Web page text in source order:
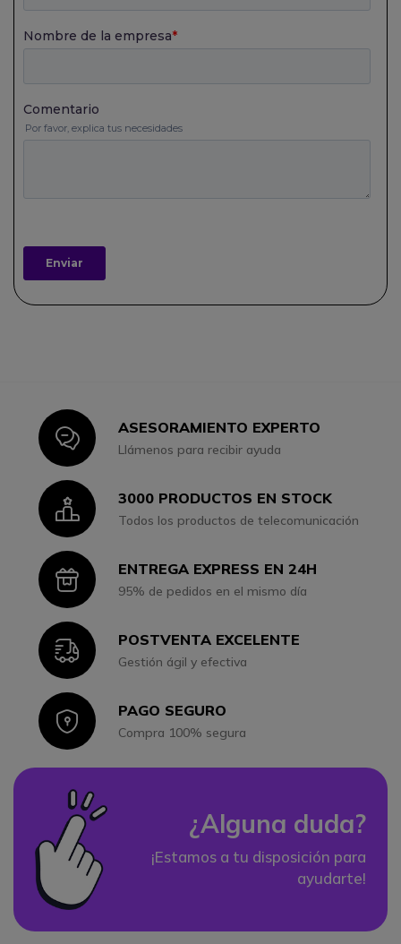
IconASESORAMIENTO EXPERTO
Llámenos para recibir ayuda
Icon3000 PRODUCTOS EN STOCK
Todos los productos de telecomunicación
IconENTREGA EXPRESS EN 24H
95% de pedidos en el mismo día
IconPOSTVENTA EXCELENTE
Gestión ágil y efectiva
IconPAGO SEGURO
Compra 100% segura
¿Alguna duda?
¡Estamos a tu disposición para
ayudarte!